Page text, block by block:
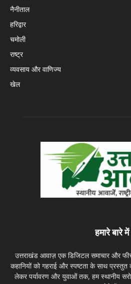
नैनीताल
हरिद्वार
चमोली
राष्ट्र
व्यवसाय और वाणिज्य
खेल
हमारे बारे में
उत्तराखंड आवाज़ एक डिजिटल समाचार और
कहानियों को गहराई और स्पष्टता के साथ
लेकर पर्यावरण और युवाओं तक, हम स्थानीय